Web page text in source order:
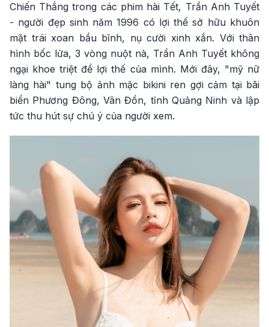
Chiến Thắng trong các phim hài Tết, Trần Anh Tuyết
- người đẹp sinh năm 1996 có lợi thế sở hữu khuôn
mặt trái xoan bầu bĩnh, nụ cười xinh xắn. Với thân
hình bốc lửa, 3 vòng nuột nà, Trần Anh Tuyết không
ngại khoe triệt để lợi thế của mình. Mới đây, "mỹ nữ
làng hài" tung bộ ảnh mặc bikini ren gợi cảm tại bãi
biển Phương Đông, Vân Đồn, tỉnh Quảng Ninh và lập
tức thu hút sự chú ý của người xem.